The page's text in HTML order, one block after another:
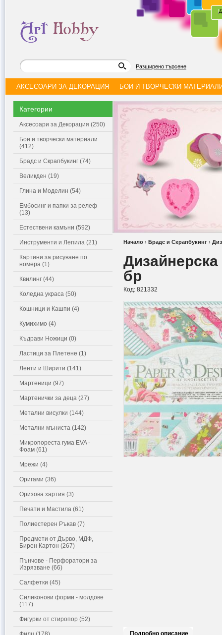
|
Разширено търсене
АКСЕСОАРИ ЗА ДЕКОРАЦИЯ БОИ И ТВОРЧЕСКИ
Категории
Аксесоари за Декорация (250)
Бои и творчески материали
(412)
Брадс и Скрапбукинг (74)
Великден (19)
Глина и Моделин (54)
Ембосинг и папки за релеф
(13)
Естествени камъни (592)
Инструменти и Лепила (21)
Картини за рисуване по
номера (1)
Квилинг (44)
Коледна украса (50)
Кошници и Кашпи (4)
Кумихимо (4)
Къдрави Ножици (0)
Ластици за Плетене (1)
Ленти и Ширити (141)
Мартеници (97)
Мартенички за деца (27)
Метални висулки (144)
Метални мъниста (142)
Микропореста гума EVA -
Фоам (61)
Мрежи (4)
Оригами (36)
Оризова хартия (3)
Печати и Мастила (61)
Полиестерен Ръкав (7)
Предмети от Дърво, МДФ,
Бирен Картон (267)
Пънчове - Перфоратори за
Изрязване (66)
Салфетки (45)
Силиконови форми - молдове
(117)
Фигурки от стиропор (52)
Начало › Брадс и Скрапбукинг ›
бр
Код: 821332
Подробно описание